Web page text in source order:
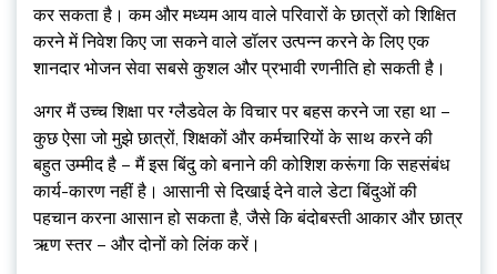
कर सकता है। कम और मध्यम आय वाले परिवारों के छात्रों को शिक्षित
करने में निवेश किए जा सकने वाले डॉलर उत्पन्न करने के लिए एक
शानदार भोजन सेवा सबसे कुशल और प्रभावी रणनीति हो सकती है।
अगर मैं उच्च शिक्षा पर ग्लैडवेल के विचार पर बहस करने जा रहा था –
कुछ ऐसा जो मुझे छात्रों, शिक्षकों और कर्मचारियों के साथ करने की
बहुत उम्मीद है – मैं इस बिंदु को बनाने की कोशिश करूंगा कि सहसंबंध
कार्य-कारण नहीं है। आसानी से दिखाई देने वाले डेटा बिंदुओं की
पहचान करना आसान हो सकता है, जैसे कि बंदोबस्ती आकार और छात्र
ऋण स्तर – और दोनों को लिंक करें।